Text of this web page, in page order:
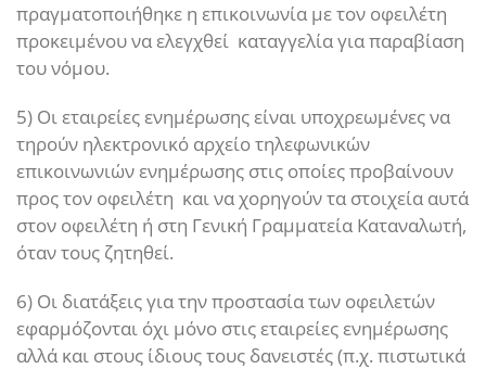
πραγματοποιήθηκε η επικοινωνία με τον οφειλέτη
προκειμένου να ελεγχθεί καταγγελία για παραβίαση
του νόμου.
5) Οι εταιρείες ενημέρωσης είναι υποχρεωμένες να
τηρούν ηλεκτρονικό αρχείο τηλεφωνικών
επικοινωνιών ενημέρωσης στις οποίες προβαίνουν
προς τον οφειλέτη και να χορηγούν τα στοιχεία αυτά
στον οφειλέτη ή στη Γενική Γραμματεία Καταναλωτή,
όταν τους ζητηθεί.
6) Οι διατάξεις για την προστασία των οφειλετών
εφαρμόζονται όχι μόνο στις εταιρείες ενημέρωσης
αλλά και στους ίδιους τους δανειστές (π.χ. πιστωτικά